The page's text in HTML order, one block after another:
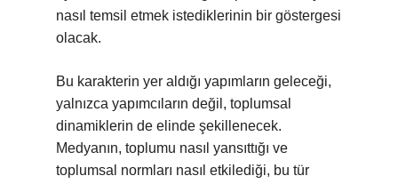
nasıl temsil etmek istediklerinin bir göstergesi
olacak.
Bu karakterin yer aldığı yapımların geleceği,
yalnızca yapımcıların değil, toplumsal
dinamiklerin de elinde şekillenecek.
Medyanın, toplumu nasıl yansıttığı ve
toplumsal normları nasıl etkilediği, bu tür